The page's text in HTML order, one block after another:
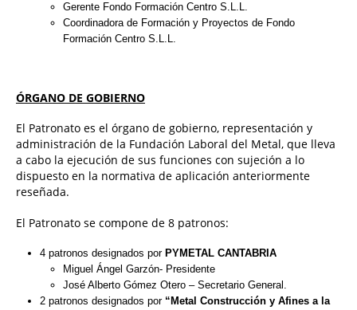
Gerente Fondo Formación Centro S.L.L.
Coordinadora de Formación y Proyectos de Fondo
Formación Centro S.L.L.
ÓRGANO DE GOBIERNO
El Patronato es el órgano de gobierno, representación y
administración de la Fundación Laboral del Metal, que lleva
a cabo la ejecución de sus funciones con sujeción a lo
dispuesto en la normativa de aplicación anteriormente
reseñada.
El Patronato se compone de 8 patronos:
4 patronos designados por PYMETAL CANTABRIA
Miguel Ángel Garzón- Presidente
José Alberto Gómez Otero – Secretario General.
2 patronos designados por “Metal Construcción y Afines a la